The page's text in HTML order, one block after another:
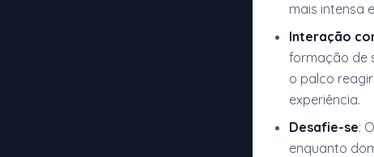
mais intensa
Interação
formação de
o palco
experiência.
Desafie-se:
enquanto